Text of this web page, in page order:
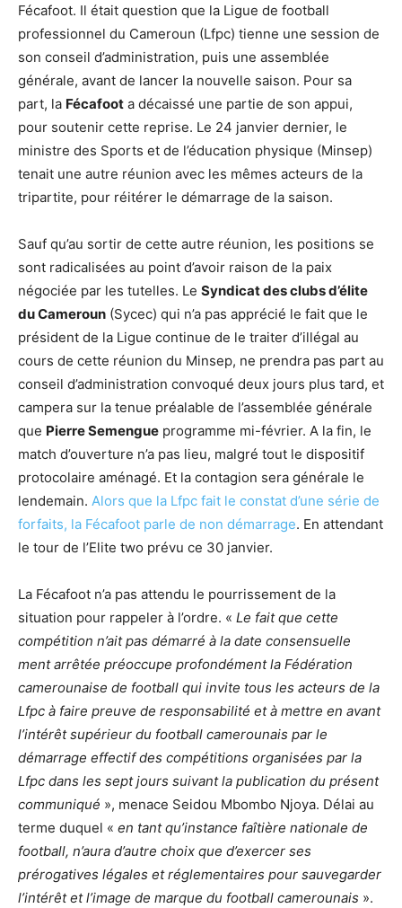
Fécafoot. Il était question que la Ligue de football
professionnel du Cameroun (Lfpc) tienne une session de
son conseil d’administration, puis une assemblée
générale, avant de lancer la nouvelle saison. Pour sa
part, la Fécafoot a décaissé une partie de son appui,
pour soutenir cette reprise. Le 24 janvier dernier, le
ministre des Sports et de l’éducation physique (Minsep)
tenait une autre réunion avec les mêmes acteurs de la
tripartite, pour réitérer le démarrage de la saison.
Sauf qu’au sortir de cette autre réunion, les positions se
sont radicalisées au point d’avoir raison de la paix
négociée par les tutelles. Le Syndicat des clubs d’élite
du Cameroun (Sycec) qui n’a pas apprécié le fait que le
président de la Ligue continue de le traiter d’illégal au
cours de cette réunion du Minsep, ne prendra pas part au
conseil d’administration convoqué deux jours plus tard, et
campera sur la tenue préalable de l’assemblée générale
que Pierre Semengue programme mi-février. A la fin, le
match d’ouverture n’a pas lieu, malgré tout le dispositif
protocolaire aménagé. Et la contagion sera générale le
lendemain. Alors que la Lfpc fait le constat d’une série de
forfaits, la Fécafoot parle de non démarrage. En attendant
le tour de l’Elite two prévu ce 30 janvier.
La Fécafoot n’a pas attendu le pourrissement de la
situation pour rappeler à l’ordre. « Le fait que cette
compétition n’ait pas démarré à la date consensuelle
ment arrêtée préoccupe profondément la Fédération
camerounaise de football qui invite tous les acteurs de la
Lfpc à faire preuve de responsabilité et à mettre en avant
l’intérêt supérieur du football camerounais par le
démarrage effectif des compétitions organisées par la
Lfpc dans les sept jours suivant la publication du présent
communiqué », menace Seidou Mbombo Njoya. Délai au
terme duquel « en tant qu’instance faîtière nationale de
football, n’aura d’autre choix que d’exercer ses
prérogatives légales et réglementaires pour sauvegarder
l’intérêt et l’image de marque du football camerounais ».